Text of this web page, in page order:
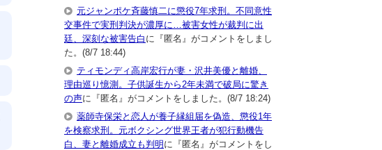
元ジャンポケ斉藤慎二に懲役7年求刑。不同意性
交事件で実刑判決が濃厚に…被害女性が裁判に出
廷、深刻な被害告白 に『匿名』がコメントをしまし
た。(8/7 18:44)
ティモンディ高岸宏行が妻・沢井美優と離婚、
理由巡り憶測。子供誕生から2年未満で破局に驚き
の声に『匿名』がコメントをしました。(8/7 18:24)
薬師寺保栄と恋人が養子縁組届を偽造、懲役1年
を検察求刑。元ボクシング世界王者が犯行動機告
白、妻と離婚成立も判明に『匿名』がコメントをし